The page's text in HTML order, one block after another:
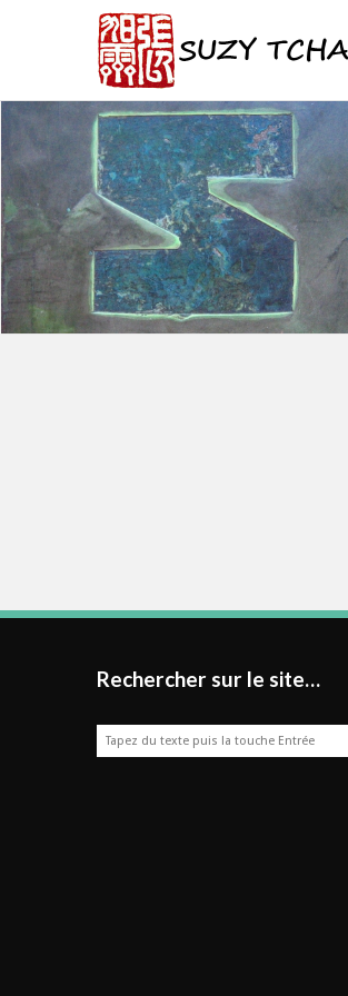
Rechercher sur le site…